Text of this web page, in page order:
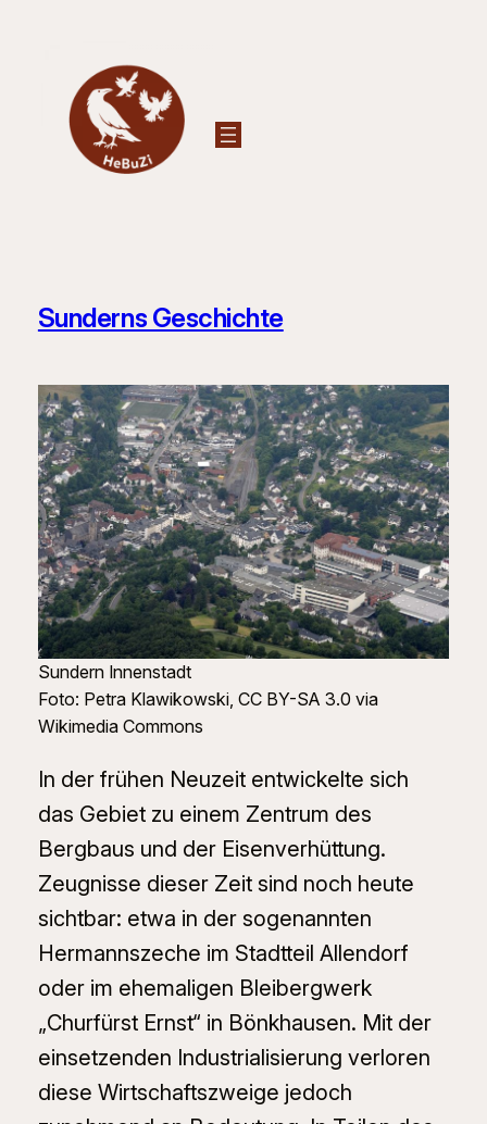
Sunderns Geschichte
Sundern Innenstadt
Foto: Petra Klawikowski, CC BY-SA 3.0 via
Wikimedia Commons
In der frühen Neuzeit entwickelte sich
das Gebiet zu einem Zentrum des
Bergbaus und der Eisenverhüttung.
Zeugnisse dieser Zeit sind noch heute
sichtbar: etwa in der sogenannten
Hermannszeche im Stadtteil Allendorf
oder im ehemaligen Bleibergwerk
„Churfürst Ernst“ in Bönkhausen. Mit der
einsetzenden Industrialisierung verloren
diese Wirtschaftszweige jedoch